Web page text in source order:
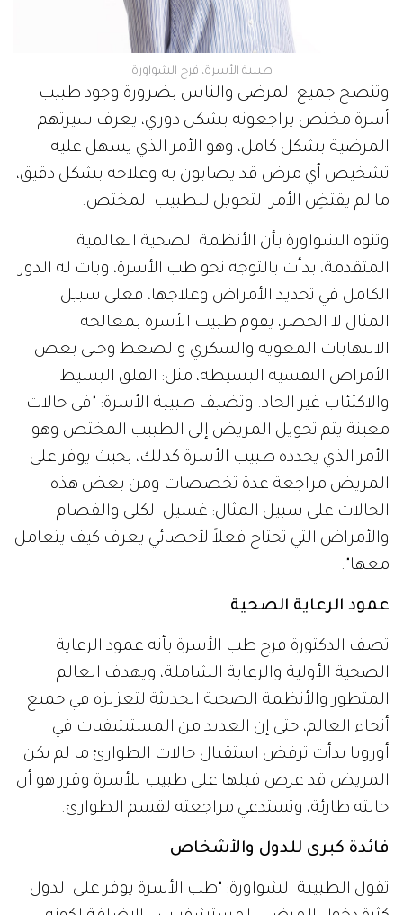
طبيبة الأسرة، فرح الشواورة
وتنصح جميع المرضى والناس بضرورة وجود طبيب
أسرة مختص يراجعونه بشكل دوري، يعرف سيرتهم
المرضية بشكل كامل، وهو الأمر الذي يسهل عليه
تشخيص أي مرض قد يصابون به وعلاجه بشكل دقيق،
ما لم يقتضِ الأمر التحويل للطبيب المختص.
وتنوه الشواورة بأن الأنظمة الصحية العالمية
المتقدمة، بدأت بالتوجه نحو طب الأسرة، وبات له الدور
الكامل في تحديد الأمراض وعلاجها، فعلى سبيل
المثال لا الحصر، يقوم طبيب الأسرة بمعالجة
الالتهابات المعوية والسكري والضغط وحتى بعض
الأمراض النفسية البسيطة، مثل: القلق البسيط
والاكتئاب غير الحاد. وتضيف طبيبة الأسرة: "في حالات
معينة يتم تحويل المريض إلى الطبيب المختص وهو
الأمر الذي يحدده طبيب الأسرة كذلك، بحيث يوفر على
المريض مراجعة عدة تخصصات ومن بعض هذه
الحالات على سبيل المثال: غسيل الكلى والفصام
والأمراض التي تحتاج فعلاً لأخصائي يعرف كيف يتعامل
معها".
عمود الرعاية الصحية
تصف الدكتورة فرح طب الأسرة بأنه عمود الرعاية
الصحية الأولية والرعاية الشاملة، ويهدف العالم
المتطور والأنظمة الصحية الحديثة لتعزيزه في جميع
أنحاء العالم، حتى إن العديد من المستشفيات في
أوروبا بدأت ترفض استقبال حالات الطوارئ ما لم يكن
المريض قد عرض قبلها على طبيب للأسرة وقرر هو أن
حالته طارئة، وتستدعي مراجعته لقسم الطوارئ.
فائدة كبرى للدول والأشخاص
تقول الطبيبة الشواورة: "طب الأسرة يوفر على الدول